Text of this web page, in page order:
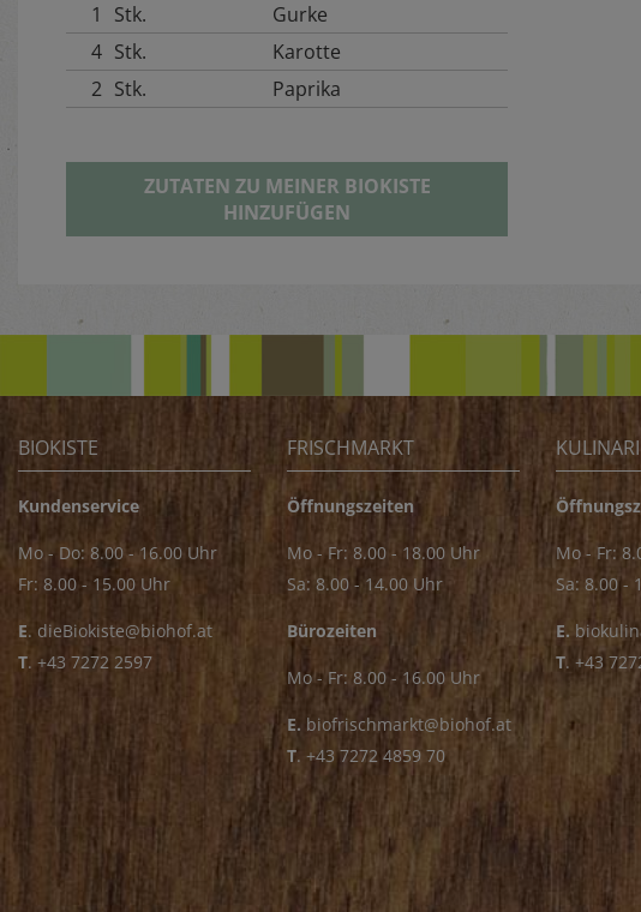
1 Stk.
Gurke
4 Stk.
Karotte
2 Stk. Paprika
ZUTATEN ZU MEINER BIOKISTE
HINZUFÜGEN
BIOKISTE
Kundenservice
Mo - Do: 8.00 - 16.00 Uhr
Fr: 8.00 - 15.00 Uhr
E. dieBiokiste@biohof.at
T. +43 7272 2597
FRISCHMARKT
Öffnungszeiten
Mo - Fr: 8.00 - 18.00 Uhr
Sa: 8.00 - 14.00 Uhr
Bürozeiten
Mo - Fr: 8.00 - 16.00 Uhr
E. biofrischmarkt@biohof.at
T. +43 7272 4859 70
Mo - Fr:
Sa: 8.00 -
E.
T. +43